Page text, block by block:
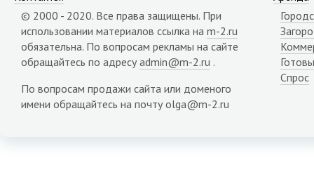
Карачаево-Черкесия республика
Карелия республика
Кемеровская область
Кировская область
Коми республика
Костромская область
Краснодарский край
© 2000 - 2020. Все права защищены. При
использовании материалов ссылка на m-2.ru
обязательна. По вопросам рекламы на сайте
обращайтесь по адресу admin@m-2.ru .
По вопросам продажи сайта или доменого
имени обращайтесь на почту olga@m-2.ru
Спрос